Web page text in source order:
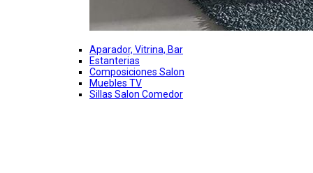
Aparador, Vitrina, Bar
Estanterias
Composiciones Salon
Muebles TV
Sillas Salon Comedor